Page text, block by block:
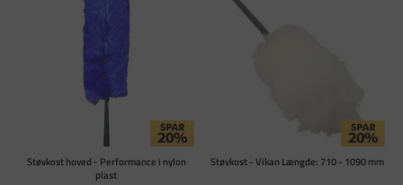
Støvkost hoved - Performance i nylon
plast
Støvkost - Vikan Længde: 710 - 1090 mm